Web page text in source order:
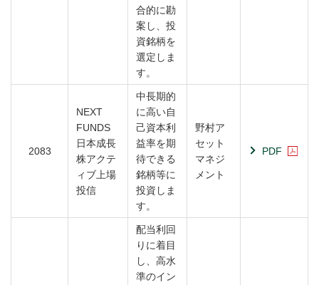
合的に勘
案し、投
資銘柄を
選定しま
す。
2083
NEXT
FUNDS
日本成長
株アクテ
ィブ上場
投信
中長期的
に高い自
己資本利
益率を期
待できる
銘柄等に
投資しま
す。
野村ア
セット
マネジ
メント
PDF
配当利回
りに着目
し、高水
準のイン